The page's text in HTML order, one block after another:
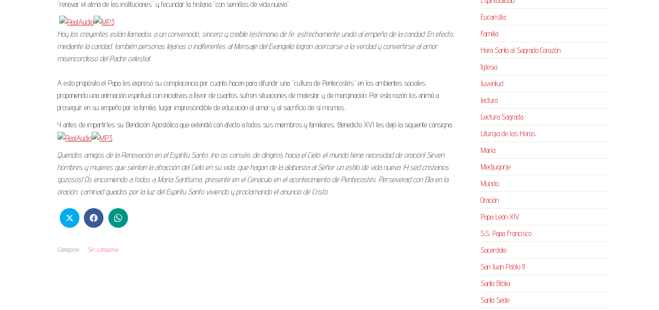
“renovar el alma de las instituciones” y fecundar la historia “con semillas de vida nueva”.
Hoy los creyentes están llamados a un convencido, sincero y creíble testimonio de fe, estrechamente unido al empeño de la caridad. En efecto,
mediante la caridad, también personas lejanas o indiferentes al Mensaje del Evangelio logran acercarse a la verdad y convertirse al amor
misericordioso del Padre celestial.
A esto propósito el Papa les expresó su complacencia por cuanto hacen para difundir una “cultura de Pentecostés” en los ambientes sociales,
proponiendo una animación espiritual con iniciativas a favor de cuantos sufren situaciones de malestar y de marginación. Por esta razón los animó a
proseguir en su empeño por la familia, lugar imprescindible de educación al amor y al sacrificio de sí mismos.
Y antes de impartirles su Bendición Apostólica que extendió con afecto a todos sus miembros y familiares, Benedicto XVI les dejó la siguiente consigna:
Queridos amigos de la Renovación en el Espíritu Santo, ¡no os canséis de dirigiros hacia el Cielo: el mundo tiene necesidad de oración! Sirven
hombres y mujeres que sientan la atracción del Cielo en su vida, que hagan de la alabanza al Señor un estilo de vida nueva. ¡Y sed cristianos
gozosos! Os encomiendo a todos a María Santísima, presente en el Cenáculo en el acontecimiento de Pentecostés. Perseverad con Ella en la
oración, caminad guiados por la luz del Espíritu Santo viviendo y proclamando el anuncio de Cristo.
Categoría Sin categoría
Eucaristía
Familia
Hora Santa al Sagrado Corazón
Iglesia
Juventud
lectura
Lectura Sagrada
Liturgia de las Horas
María
Medjugorje
Mundo
Oración
Papa León XIV
S.S. Papa Francisco
Sacerdote
San Juan Pablo II
Santa Biblia
Santa Sede